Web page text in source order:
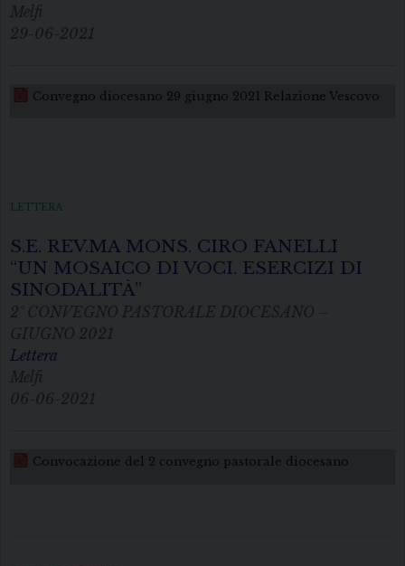
Melfi
29-06-2021
Convegno diocesano 29 giugno 2021 Relazione Vescovo
LETTERA
S.E. REV.MA MONS. CIRO FANELLI
“UN MOSAICO DI VOCI. ESERCIZI DI
SINODALITÀ”
2° CONVEGNO PASTORALE DIOCESANO –
GIUGNO 2021
Lettera
Melfi
06-06-2021
Convocazione del 2 convegno pastorale diocesano